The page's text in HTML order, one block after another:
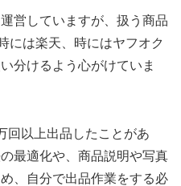
営していますが、扱う商品
には楽天、時にはヤフオク
分けるよう心がけていま
回以上出品したことがあ
最適化や、商品説明や写真
、自分で出品作業をする必